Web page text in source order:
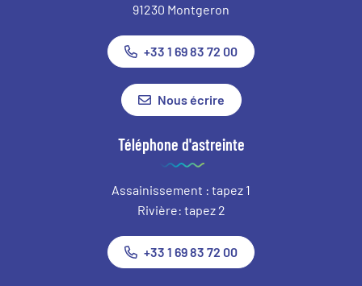
91230 Montgeron
+33 1 69 83 72 00
Nous écrire
Téléphone d'astreinte
Assainissement : tapez 1
Rivière: tapez 2
+33 1 69 83 72 00